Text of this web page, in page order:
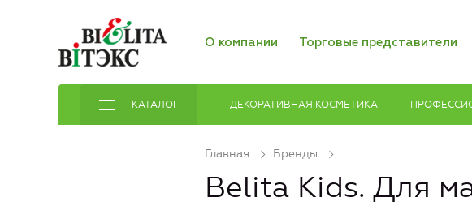
О компании Торговые представители
КАТАЛОГ ДЕКОРАТИВНАЯ КОСМЕТИКА
Главная Бренды
Belita Kids. Для